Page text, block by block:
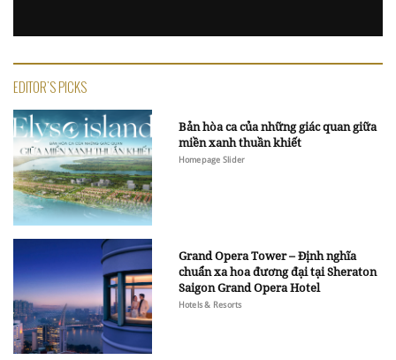
EDITOR'S PICKS
Bản hòa ca của những giác quan giữa
miền xanh thuần khiết
Homepage Slider
Grand Opera Tower – Định nghĩa
chuẩn xa hoa đương đại tại Sheraton
Saigon Grand Opera Hotel
Hotels & Resorts